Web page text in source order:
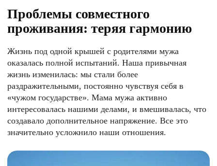
Проблемы совместного
проживания: теряя гармонию
Жизнь под одной крышей с родителями мужа
оказалась полной испытаний. Наша привычная
жизнь изменилась: мы стали более
раздражительными, постоянно чувствуя себя в
«чужом государстве». Мама мужа активно
интересовалась нашими делами, и вмешивалась, что
создавало дополнительное напряжение. Все это
значительно усложнило наши отношения.